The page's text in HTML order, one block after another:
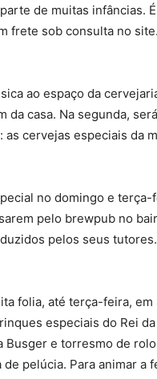
de muitas
frete sob consulta no
ao espaço da
casa. Na segunda,
as cervejas especiais da
no domingo e
pelo brewpub no
pelos seus
folia, até terça-feira,
especiais do Rei
e torresmo de
pelúcia. Para animar a